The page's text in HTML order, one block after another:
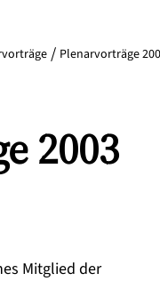
Plenarvorträge
2003
Mitglied der